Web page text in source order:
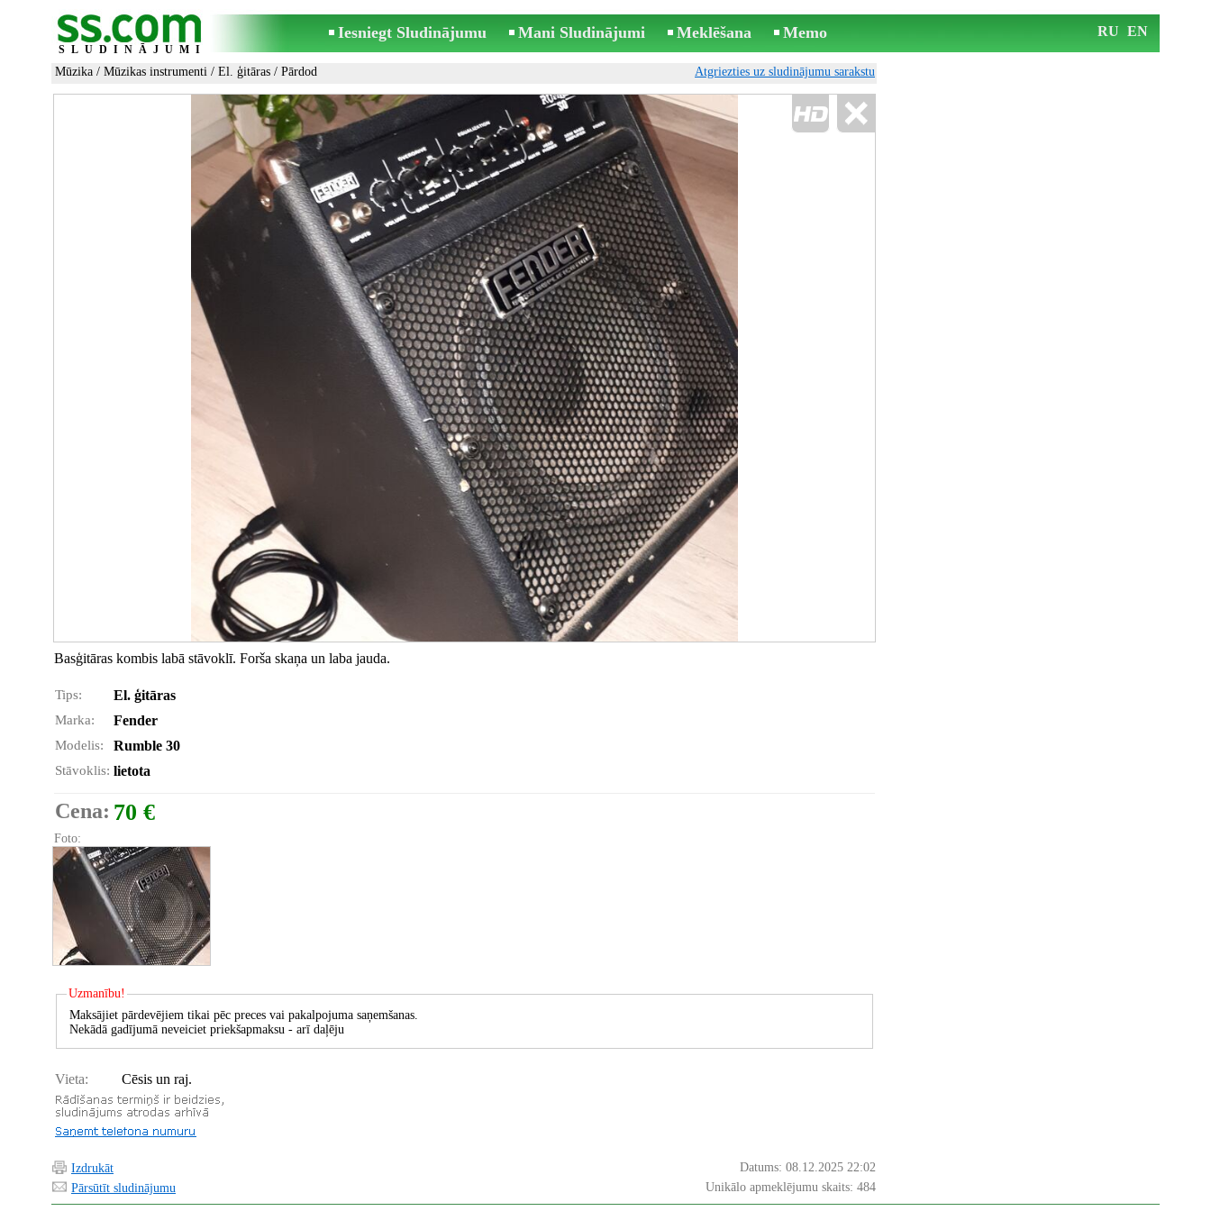
SLUDINĀJUMI
Iesniegt Sludinājumu Mani Sludinājumi Meklēšana Memo RU EN
Mūzika / Mūzikas instrumenti / El. ģitāras / Pārdod Atgriezties uz sludinājumu sarakstu
Basģitāras kombis labā stāvoklī. Forša skaņa un laba jauda.
Tips: El. ģitāras
Marka: Fender
Modelis: Rumble 30
Stāvoklis: lietota
Cena: 70 €
Foto:
Uzmanību!
Maksājiet pārdevējiem tikai pēc preces vai pakalpojuma saņemšanas.
Nekādā gadījumā neveiciet priekšapmaksu - arī daļēju
Vieta: Cēsis un raj.
Izdrukāt
Datums: 08.12.2025 22:02
Pārsūtīt sludinājumu
Unikālo apmeklējumu skaits: 484